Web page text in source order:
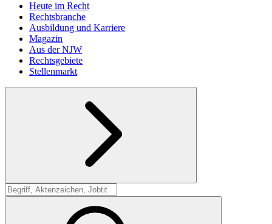
Heute im Recht
Rechtsbranche
Ausbildung und Karriere
Magazin
Aus der NJW
Rechtsgebiete
Stellenmarkt
Suche